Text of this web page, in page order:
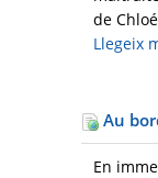
de
Llegeix
Au
En